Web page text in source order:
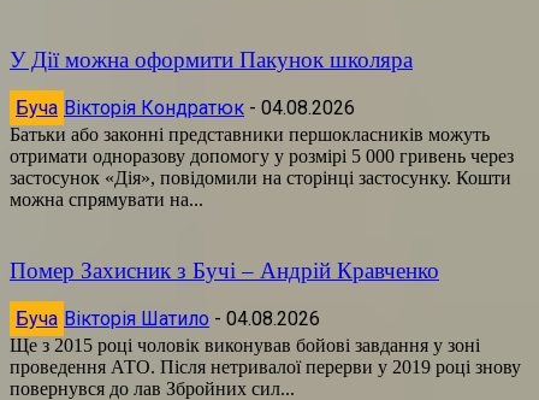
У Дії можна оформити Пакунок школяра
Буча Вікторія Кондратюк - 04.08.2026
Батьки або законні представники першокласників можуть
отримати одноразову допомогу у розмірі 5 000 гривень через
застосунок «Дія», повідомили на сторінці застосунку. Кошти
можна спрямувати на...
Помер Захисник з Бучі – Андрій Кравченко
Буча Вікторія Шатило - 04.08.2026
Ще з 2015 році чоловік виконував бойові завдання у зоні
проведення АТО. Після нетривалої перерви у 2019 році знову
повернувся до лав Збройних сил...